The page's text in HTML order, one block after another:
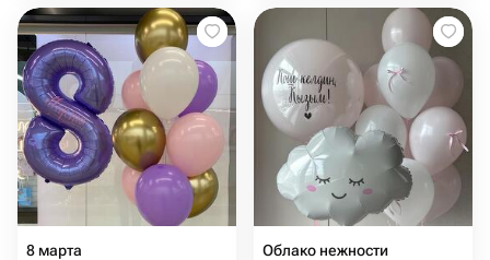
8 марта Облако нежности